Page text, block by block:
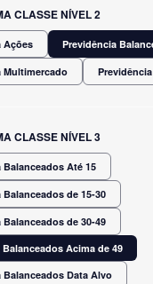
CLASSE NÍVEL 2
Ações Previdência
Multimercado
CLASSE NÍVEL 3
Balanceados Até 15
Balanceados de 15-30
Balanceados de 30-49
Acima de 49
Balanceados Data Alvo